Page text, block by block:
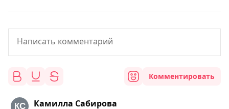
Комментировать
Камилла Сабирова